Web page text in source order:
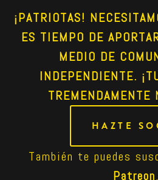
¡PATRIOTAS!
ES TIEMPO DE
MEDIO DE
INDEPENDIENTE.
TREMENDAMENTE
HAZTE
Patreon.